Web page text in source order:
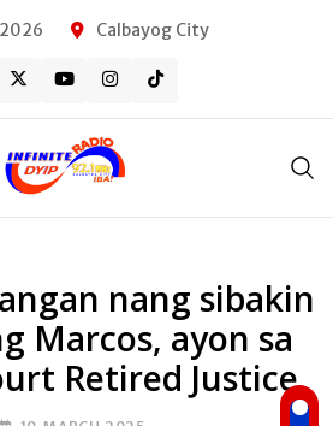
Calbayog City
nang sibakin
Marcos, ayon sa
Retired Justice